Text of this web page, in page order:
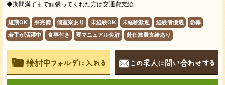
◆期間満了まで頑張ってくれた方は交通費支給
短期OK 寮完備 個室寮あり 未経験OK 未経験歓迎 経験者優遇 急募
若手が活躍中 食事付き 要マニュアル免許 赴任旅費支給あり